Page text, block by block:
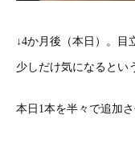
↓4か月後（本日）。目
少しだけ気になるとい
本日1本を半々で追加さ